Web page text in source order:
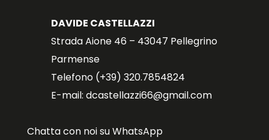
DAVIDE CASTELLAZZI
Strada Aione 46 – 43047 Pellegrino
Parmense
Telefono (+39) 320.7854824
E-mail: dcastellazzi66@gmail.com
Chatta con noi su WhatsApp